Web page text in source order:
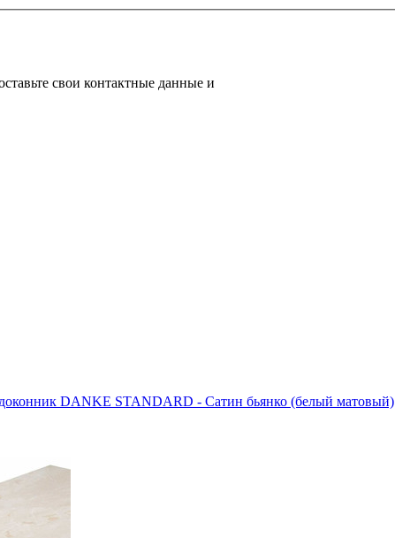
свои контактные данные и
DANKE STANDARD - Сатин бьянко (белый матовый)